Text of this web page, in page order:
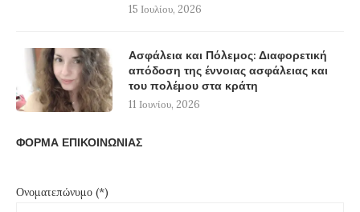
15 Ιουλίου, 2026
Ασφάλεια και Πόλεμος: Διαφορετική
απόδοση της έννοιας ασφάλειας και
του πολέμου στα κράτη
11 Ιουνίου, 2026
ΦΟΡΜΑ ΕΠΙΚΟΙΝΩΝΙΑΣ
Ονοματεπώνυμο (*)